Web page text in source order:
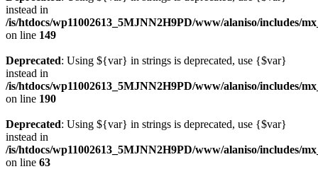
instead in
/is/htdocs/wp11002613_5MJNN2H9PD/www/alaniso/includes/
on line 149
Deprecated: Using ${var} in strings is deprecated, use {$var}
instead in
/is/htdocs/wp11002613_5MJNN2H9PD/www/alaniso/includes/
on line 190
Deprecated: Using ${var} in strings is deprecated, use {$var}
instead in
/is/htdocs/wp11002613_5MJNN2H9PD/www/alaniso/includes/
on line 63